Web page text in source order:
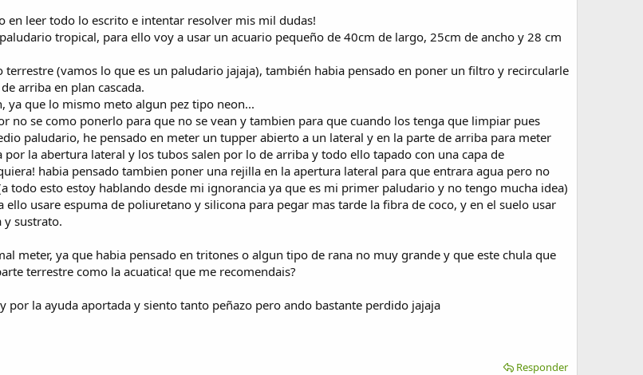
en leer todo lo escrito e intentar resolver mis mil dudas!
tropical, para ello voy a usar un acuario pequeño de 40cm de largo, 25cm de ancho y 28 cm
terrestre (vamos lo que es un paludario jajaja), también habia pensado en poner un filtro y recircularle
arriba en plan cascada.
ya que lo mismo meto algun pez tipo neon...
no se como ponerlo para que no se vean y tambien para que cuando los tenga que limpiar pues
paludario, he pensado en meter un tupper abierto a un lateral y en la parte de arriba para meter
la abertura lateral y los tubos salen por lo de arriba y todo ello tapado con una capa de
habia pensado tambien poner una rejilla en la apertura lateral para que entrara agua pero no
todo esto estoy hablando desde mi ignorancia ya que es mi primer paludario y no tengo mucha idea)
ello usare espuma de poliuretano y silicona para pegar mas tarde la fibra de coco, y en el suelo usar
y sustrato.
meter, ya que habia pensado en tritones o algun tipo de rana no muy grande y que este chula que
terrestre como la acuatica! que me recomendais?
por la ayuda aportada y siento tanto peñazo pero ando bastante perdido jajaja
Responder